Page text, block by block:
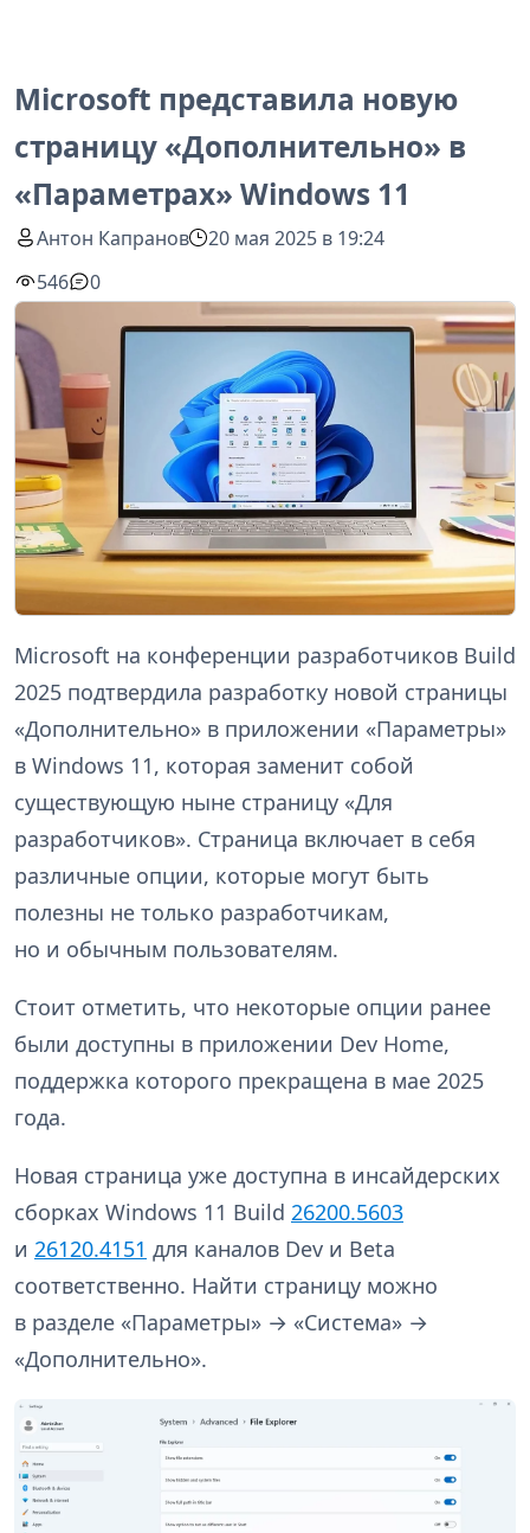
Microsoft представила новую
страницу «Дополнительно» в
«Параметрах» Windows 11
Антон Капранов
20 мая 2025 в 19:24
546
0
Microsoft на конференции разработчиков Build
2025 подтвердила разработку новой страницы
«Дополнительно» в приложении «Параметры»
в Windows 11, которая заменит собой
существующую ныне страницу «Для
разработчиков». Страница включает в себя
различные опции, которые могут быть
полезны не только разработчикам,
но и обычным пользователям.
Стоит отметить, что некоторые опции ранее
были доступны в приложении Dev Home,
поддержка которого прекращена в мае 2025
года.
Новая страница уже доступна в инсайдерских
сборках Windows 11 Build 26200.5603
и 26120.4151 для каналов Dev и Beta
соответственно. Найти страницу можно
в разделе «Параметры» → «Система» →
«Дополнительно».